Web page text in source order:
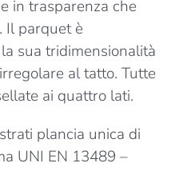
in trasparenza che
Il parquet è
sua tridimensionalità
al tatto. Tutte
ai quattro lati.
plancia unica di
UNI EN 13489 –